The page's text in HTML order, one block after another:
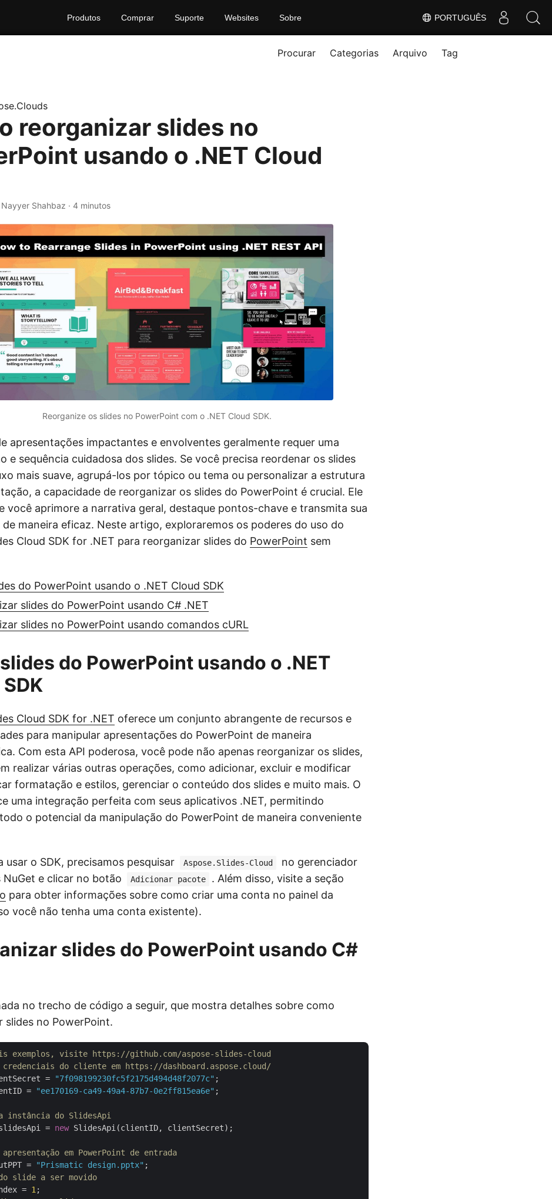
PORTUGUÊS
Produtos Comprar Suporte Websites Sobre
Procurar Categorias Arquivo Tag
reorganizar slides no
usando o .NET Cloud
Nayyer Shahbaz · 4 minutos
Reorganize os slides no PowerPoint com o .NET Cloud SDK.
apresentações impactantes e envolventes geralmente requer uma
e sequência cuidadosa dos slides. Se você precisa reordenar os slides
mais suave, agrupá-los por tópico ou tema ou personalizar a estrutura
a capacidade de reorganizar os slides do PowerPoint é crucial. Ele
você aprimore a narrativa geral, destaque pontos-chave e transmita sua
de maneira eficaz. Neste artigo, exploraremos os poderes do uso do
Cloud SDK for .NET para reorganizar slides do PowerPoint sem
do PowerPoint usando o .NET Cloud SDK
slides do PowerPoint usando C# .NET
slides no PowerPoint usando comandos cURL
do PowerPoint usando o .NET
Cloud SDK for .NET oferece um conjunto abrangente de recursos e
para manipular apresentações do PowerPoint de maneira
Com esta API poderosa, você pode não apenas reorganizar os slides,
realizar várias outras operações, como adicionar, excluir e modificar
formatação e estilos, gerenciar o conteúdo dos slides e muito mais. O
uma integração perfeita com seus aplicativos .NET, permitindo
o potencial da manipulação do PowerPoint de maneira conveniente
usar o SDK, precisamos pesquisar Aspose.Slides-Cloud
no gerenciador
NuGet e clicar no botão
Adicionar pacote
. Além disso, visite a seção
para obter informações sobre como criar uma conta no painel da
você não tenha uma conta existente).
slides do PowerPoint usando C#
no trecho de código a seguir, que mostra detalhes sobre como
slides no PowerPoint.
exemplos, visite https://github.com/aspose-slides-cloud
credenciais do cliente em https://dashboard.aspose.cloud/
= "7f098199230fc5f2175d494d48f2077c"
= "ee170169-ca49-49a4-87b7-0e2ff815ea6e" ;
instância do SlidesApi
= new SlidesApi(clientID, clientSecret);
em PowerPoint de entrada
= "Prismatic design.pptx"
slide a ser movido
= 1